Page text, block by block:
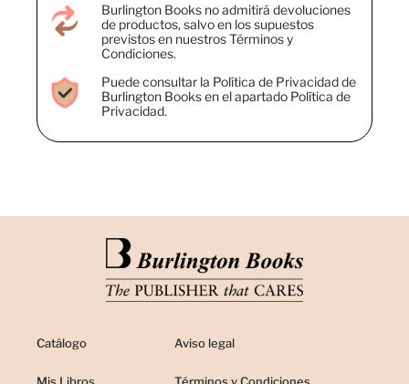
Burlington Books no admitirá devoluciones
de productos, salvo en los supuestos
previstos en nuestros Términos y
Condiciones.
Puede consultar la Política de Privacidad de
Burlington Books en el apartado Política de
Privacidad.
Catálogo Aviso legal